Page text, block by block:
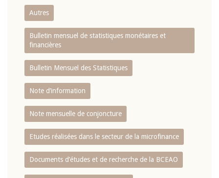
Autres
Bulletin mensuel de statistiques monétaires et
financières
Bulletin Mensuel des Statistiques
Note d’information
Note mensuelle de conjoncture
Etudes réalisées dans le secteur de la microfinance
Documents d’études et de recherche de la BCEAO